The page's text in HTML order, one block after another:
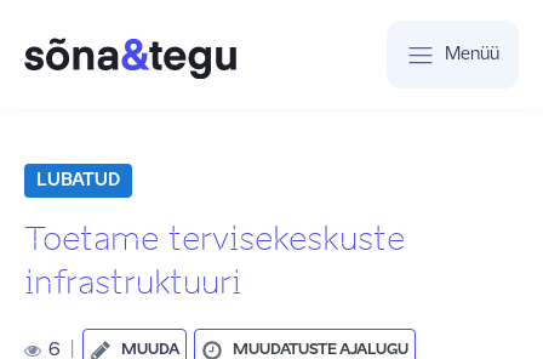
Menüü
LUBATUD
Toetame tervisekeskuste
infrastruktuuri
6 MUUDA MUUDATUSTE AJALUGU